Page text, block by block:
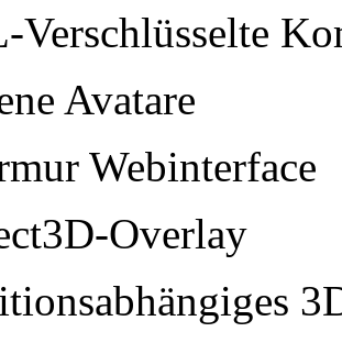
Avatare
Webinterface
Overlay